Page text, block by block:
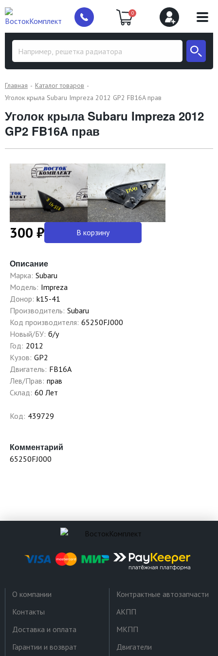
0
Главная
Каталог товаров
Уголок крыла Subaru Impreza 2012 GP2 FB16A прав
Уголок крыла Subaru Impreza 2012
GP2 FB16A прав
300 ₽ В корзину
Описание
Марка: Subaru
Модель: Impreza
Донор: k15-41
Производитель: Subaru
Код производителя: 65250FJ000
Новый/БУ: б/у
Год: 2012
Кузов: GP2
Двигатель: FB16A
Лев/Прав: прав
Склад: 60 Лет
Код: 439729
Комментарий
65250FJ000
О компании
Контакты
Доставка и оплата
Гарантии и возврат
Контрактные автозапчасти
АКПП
МКПП
Двигатели